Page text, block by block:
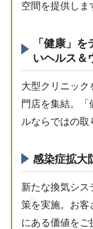
空間を提供しま
「健康」
いヘルス＆
大型クリニック
門店を集結。
ルならではの取
感染症拡大
新たな換気シス
策を実施。お客
にある価値をご